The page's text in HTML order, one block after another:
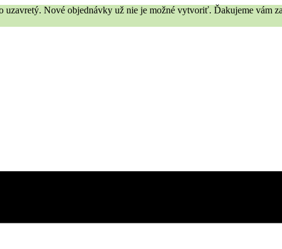
Nové objednávky už nie je možné vytvoriť. Ďakujeme vám